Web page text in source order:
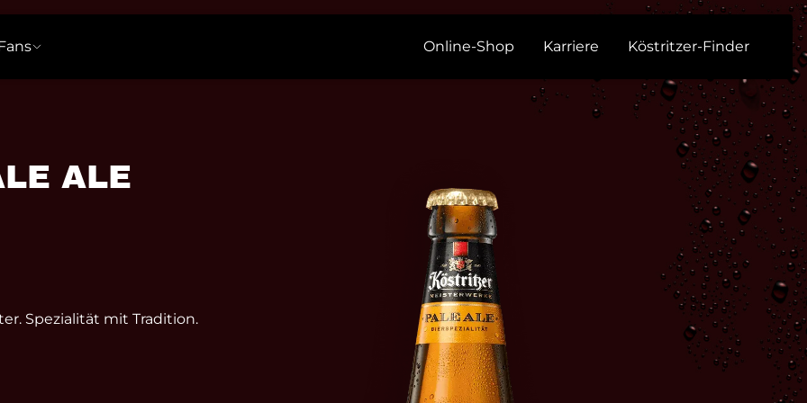
Online-Shop Karriere Köstritzer-Finder
Alkoholfrei
ALE
Spezialität mit Tradition.